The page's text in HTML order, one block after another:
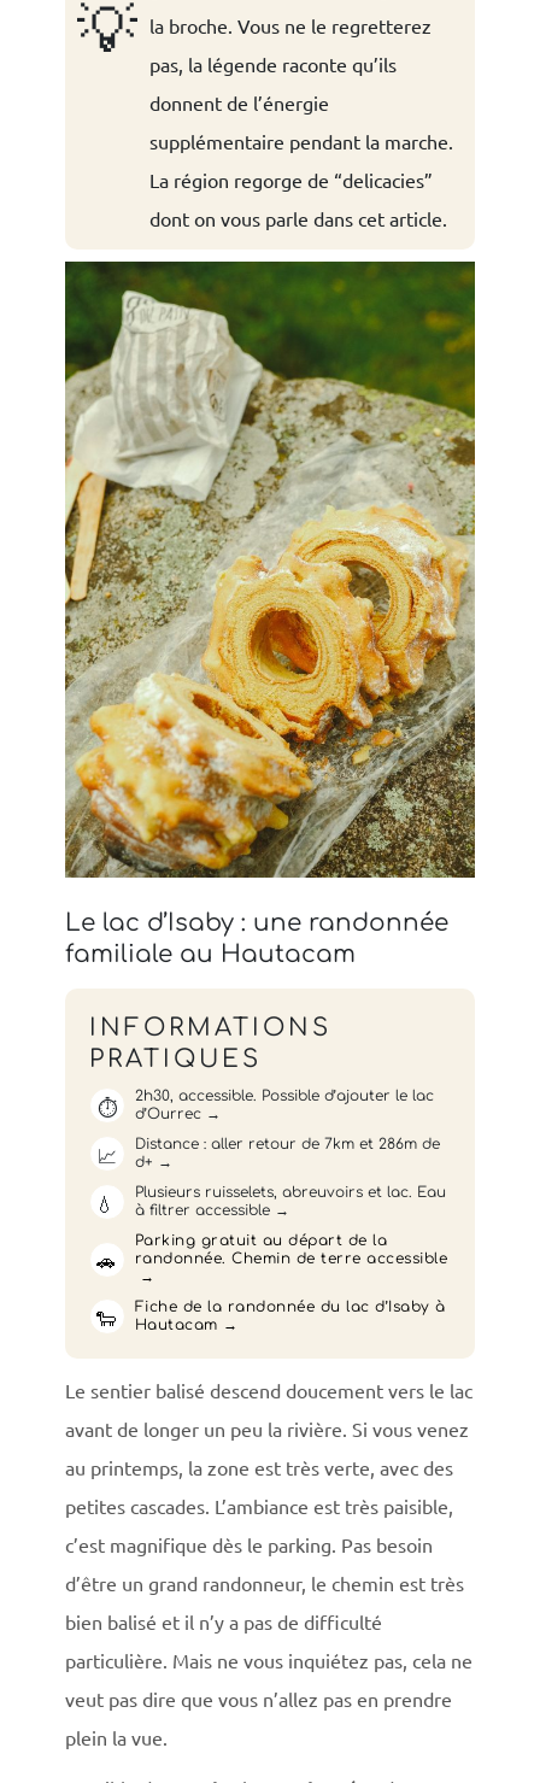
💡 la broche. Vous ne le regretterez
pas, la légende raconte qu’ils
donnent de l’énergie
supplémentaire pendant la marche.
La région regorge de “delicacies”
dont on vous parle dans cet article.
Le lac d’Isaby : une randonnée
familiale au Hautacam
INFORMATIONS
PRATIQUES
⏱️
2h30, accessible. Possible d’ajouter le lac
d’Ourrec
📈
Distance : aller retour de 7km et 286m de
d+
💧
Plusieurs ruisselets, abreuvoirs et lac. Eau
à filtrer accessible
🚗
Parking gratuit au départ de la
randonnée. Chemin de terre accessible
🐑
Fiche de la randonnée du lac d’Isaby à
Hautacam
Le sentier balisé descend doucement vers le lac
avant de longer un peu la rivière. Si vous venez
au printemps, la zone est très verte, avec des
petites cascades. L’ambiance est très paisible,
c’est magnifique dès le parking. Pas besoin
d’être un grand randonneur, le chemin est très
bien balisé et il n’y a pas de difficulté
particulière. Mais ne vous inquiétez pas, cela ne
veut pas dire que vous n’allez pas en prendre
plein la vue.